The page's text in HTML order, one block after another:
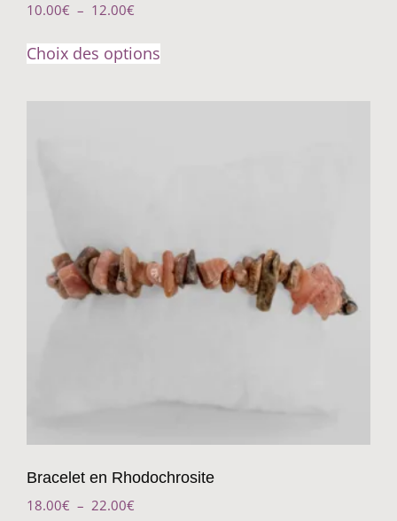
10.00€ – 12.00€
Choix des options
Bracelet en Rhodochrosite
18.00€ – 22.00€